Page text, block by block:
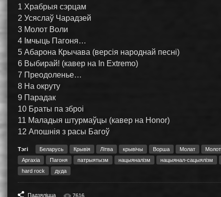
1 Храбрыя сэрцам
2 Усяслаў Чарадзей
3 Молот Воли
4 Імчыць Пагоня…
5 Абарона Крычава (версія народнай песні)
6 Выбирай! (кавер на In Extremo)
7 Преодоленье…
8 На окруту
9 Парадак
10 Браты па зброi
11 Маладыя штурмаўцы (кавер на Honor)
12 Апошнiя з расы Багоў
Тэгі Беларусь Крывія Літва крывічы Ворша Молат
Молот
Apraxia
Пагоня патрыятызм нацыяналізм
нацыянал-сацыялізм
hard rock
дуда
Падзяліцца 7616